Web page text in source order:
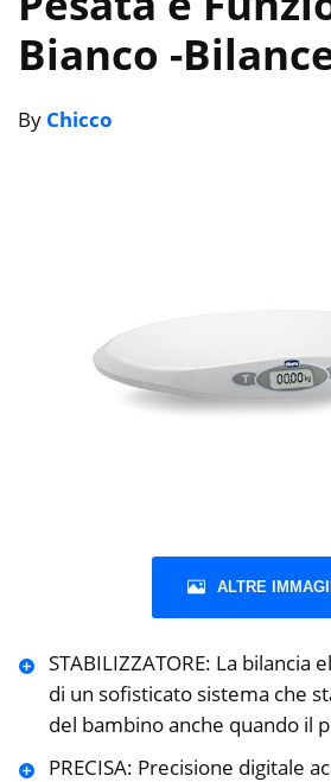
Bianco -
By Chicco
ALTRE
STABILIZZATORE: La bilancia
di un sofisticato sistema che
del bambino anche quando il
PRECISA: Precisione digitale